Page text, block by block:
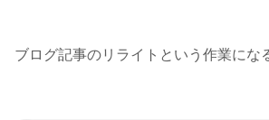
ブログ記事のリライトという作業にな